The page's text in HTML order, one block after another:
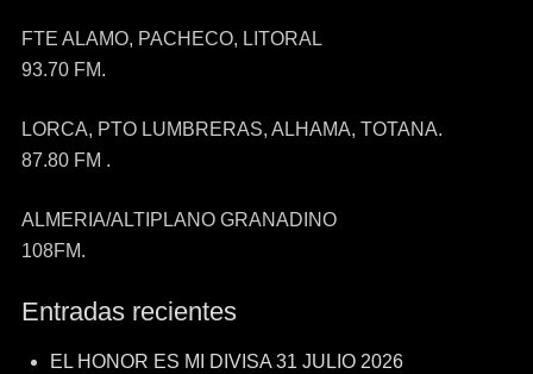
FTE ALAMO, PACHECO, LITORAL
93.70 FM.
LORCA, PTO LUMBRERAS, ALHAMA, TOTANA.
87.80 FM .
ALMERIA/ALTIPLANO GRANADINO
108FM.
Entradas recientes
EL HONOR ES MI DIVISA 31 JULIO 2026